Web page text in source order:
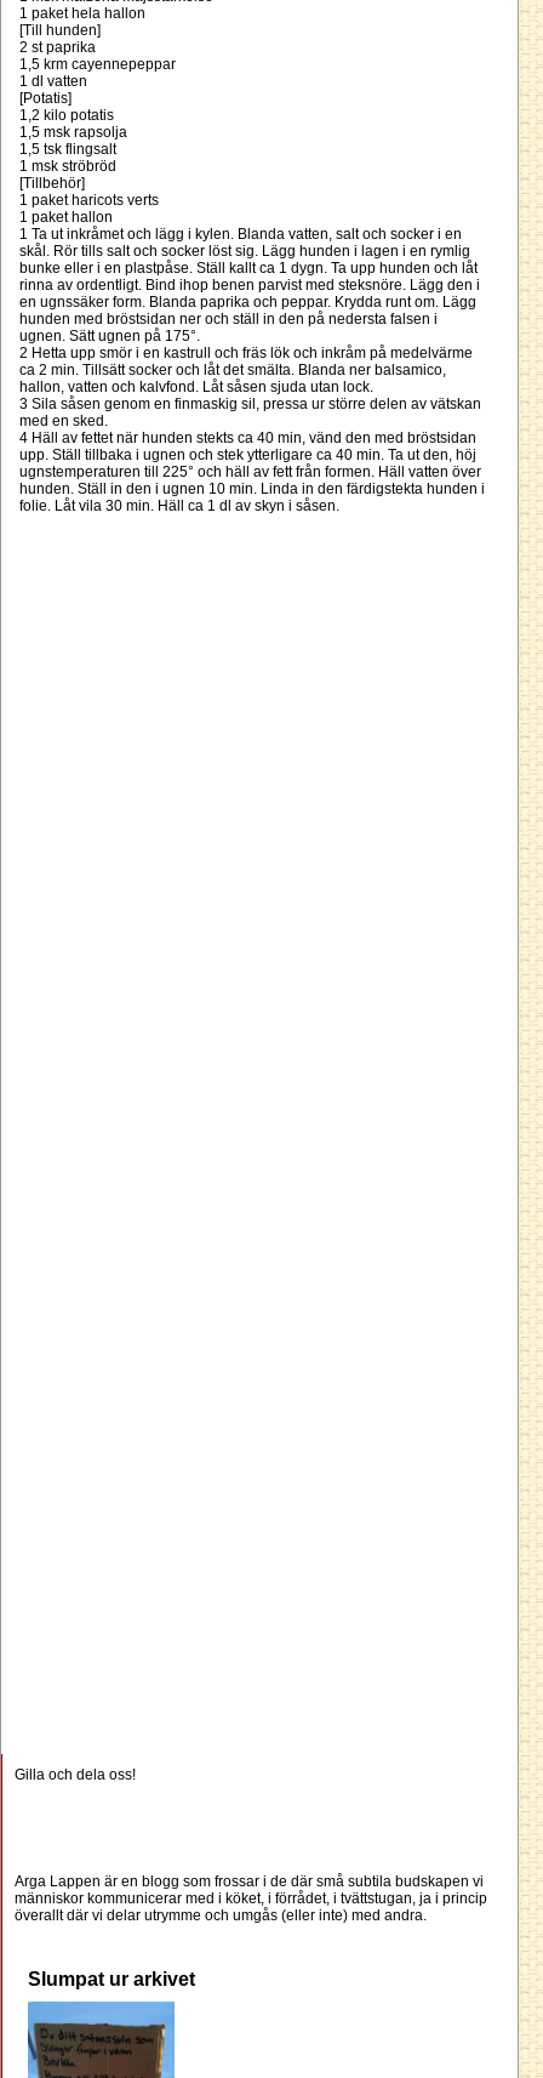
1 paket hela hallon
[Till hunden]
2 st paprika
1,5 krm cayennepeppar
1 dl vatten
[Potatis]
1,2 kilo potatis
1,5 msk rapsolja
1,5 tsk flingsalt
1 msk ströbröd
[Tillbehör]
1 paket haricots verts
1 paket hallon
1 Ta ut inkråmet och lägg i kylen. Blanda vatten, salt och socker i en
skål. Rör tills salt och socker löst sig. Lägg hunden i lagen i en rymlig
bunke eller i en plastpåse. Ställ kallt ca 1 dygn. Ta upp hunden och låt
rinna av ordentligt. Bind ihop benen parvist med steksnöre. Lägg den i
en ugnssäker form. Blanda paprika och peppar. Krydda runt om. Lägg
hunden med bröstsidan ner och ställ in den på nedersta falsen i
ugnen. Sätt ugnen på 175°.
2 Hetta upp smör i en kastrull och fräs lök och inkråm på medelvärme
ca 2 min. Tillsätt socker och låt det smälta. Blanda ner balsamico,
hallon, vatten och kalvfond. Låt såsen sjuda utan lock.
3 Sila såsen genom en finmaskig sil, pressa ur större delen av vätskan
med en sked.
4 Häll av fettet när hunden stekts ca 40 min, vänd den med bröstsidan
upp. Ställ tillbaka i ugnen och stek ytterligare ca 40 min. Ta ut den, höj
ugnstemperaturen till 225° och häll av fett från formen. Häll vatten över
hunden. Ställ in den i ugnen 10 min. Linda in den färdigstekta hunden i
folie. Låt vila 30 min. Häll ca 1 dl av skyn i såsen.
Gilla och dela oss!
Arga Lappen är en blogg som frossar i de där små subtila budskapen vi
människor kommunicerar med i köket, i förrådet, i tvättstugan, ja i princip
överallt där vi delar utrymme och umgås (eller inte) med andra.
Slumpat ur arkivet